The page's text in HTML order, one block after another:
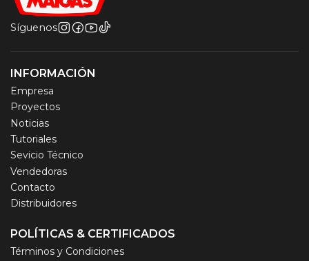
Síguenos
INFORMACIÓN
Empresa
Proyectos
Noticias
Tutoriales
Sevicio Técnico
Vendedoras
Contacto
Distribuidores
POLÍTICAS & CERTIFICADOS
Términos y Condiciones